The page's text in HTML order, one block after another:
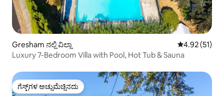
Gresham ನಲ್ಲಿ ವಿಲ್ಲಾ 5 ರಲ್ಲಿ 4.92
4.92 (51)
Luxury 7-Bedroom Villa with Pool, Hot Tub & Sauna
ಗೆಸ್ಟ್‌ಗಳ ಅಚ್ಚುಮೆಚ್ಚಿನದು
ಗೆಸ್ಟ್‌ಗಳ ಅಚ್ಚುಮೆಚ್ಚಿನದು